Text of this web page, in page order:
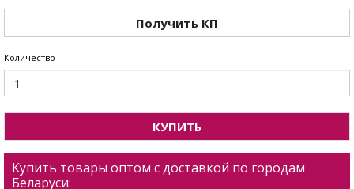
Получить КП
Количество
КУПИТЬ
Купить товары оптом с доставкой по городам
Беларуси: